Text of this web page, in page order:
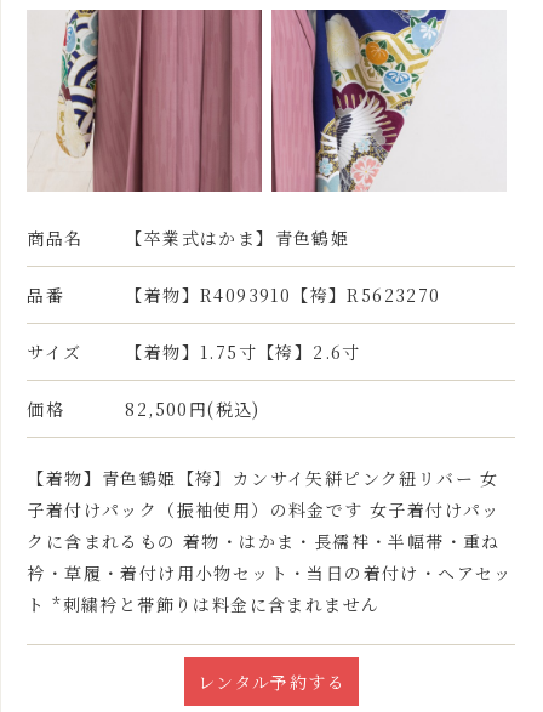
商品名 【卒業式はかま】青色鶴姫
品番 【着物】R4093910【袴】R5623270
サイズ 【着物】1.75寸【袴】2.6寸
価格 82,500円(税込)
【着物】青色鶴姫【袴】カンサイ矢絣ピンク紐リバー 女
子着付けパック（振袖使用）の料金です 女子着付けパッ
クに含まれるもの 着物・はかま・長襦袢・半幅帯・重ね
衿・草履・着付け用小物セット・当日の着付け・ヘアセッ
ト *刺繍衿と帯飾りは料金に含まれません
レンタル予約する